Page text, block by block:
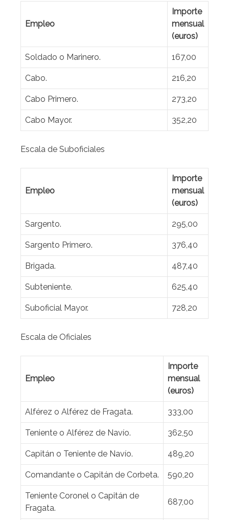
Empleo
Importe
mensual
(euros)
Soldado o Marinero. 167,00
Cabo. 216,20
Cabo Primero. 273,20
Cabo Mayor. 352,20
Escala de Suboficiales
Empleo
Importe
mensual
(euros)
Sargento. 295,00
Sargento Primero. 376,40
Brigada. 487,40
Subteniente. 625,40
Suboficial Mayor. 728,20
Escala de Oficiales
Empleo
Importe
mensual
(euros)
Alférez o Alférez de Fragata. 333,00
Teniente o Alférez de Navío. 362,50
Capitán o Teniente de Navío. 489,20
Comandante o Capitán de Corbeta. 590,20
Teniente Coronel o Capitán de
Fragata.
687,00